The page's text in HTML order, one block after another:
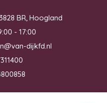
BR, Hoogland
- 17:00
dijkfd.nl